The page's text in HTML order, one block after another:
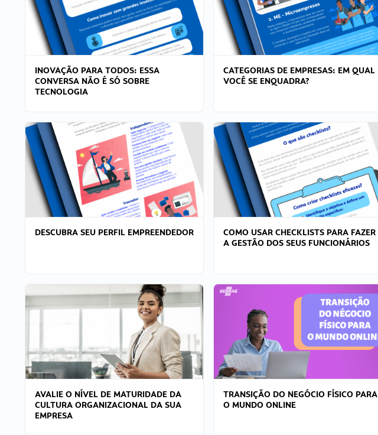
INOVAÇÃO PARA TODOS: ESSA
CONVERSA NÃO É SÓ SOBRE
TECNOLOGIA
CATEGORIAS DE EMPRESAS: EM QUAL
VOCÊ SE ENQUADRA?
DESCUBRA SEU PERFIL EMPREENDEDOR
COMO USAR CHECKLISTS PARA FAZER
A GESTÃO DOS SEUS FUNCIONÁRIOS
AVALIE O NÍVEL DE MATURIDADE DA
CULTURA ORGANIZACIONAL DA SUA
EMPRESA
TRANSIÇÃO DO NEGÓCIO FÍSICO PARA
O MUNDO ONLINE